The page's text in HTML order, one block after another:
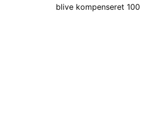
blive kompenseret